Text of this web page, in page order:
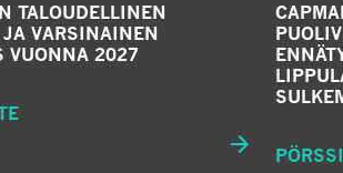
TALOUDELLINEN
VARSINAINEN
VUONNA 2027